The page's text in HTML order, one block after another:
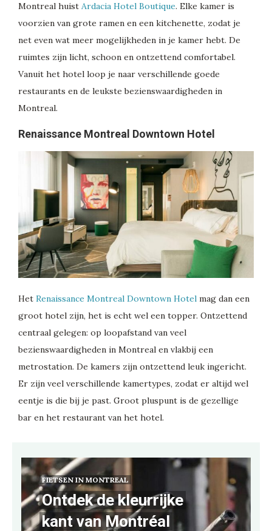
Montreal huist Ardacia Hotel Boutique. Elke kamer is
voorzien van grote ramen en een kitchenette, zodat je
net even wat meer mogelijkheden in je kamer hebt. De
ruimtes zijn licht, schoon en ontzettend comfortabel.
Vanuit het hotel loop je naar verschillende goede
restaurants en de leukste bezienswaardigheden in
Montreal.
Renaissance Montreal Downtown Hotel
Het Renaissance Montreal Downtown Hotel mag dan een
groot hotel zijn, het is echt wel een topper. Ontzettend
centraal gelegen: op loopafstand van veel
bezienswaardigheden in Montreal en vlakbij een
metrostation. De kamers zijn ontzettend leuk ingericht.
Er zijn veel verschillende kamertypes, zodat er altijd wel
eentje is die bij je past. Groot pluspunt is de gezellige
bar en het restaurant van het hotel.
FIETSEN IN MONTREAL
Ontdek de kleurrijke
kant van Montréal